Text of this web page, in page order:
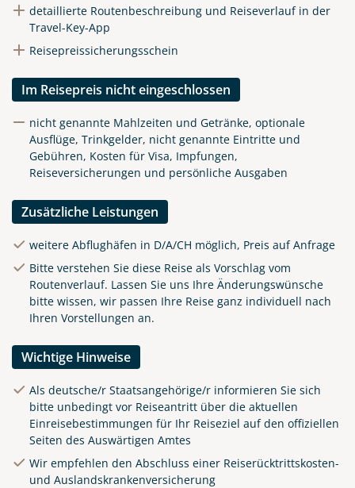
Alfama - ein Stadtteil von
Lissabon
©SeanPavonePhoto -
stock.adobe.com
detaillierte Routenbeschreibung und Reiseverlauf in der
Travel-Key-App
Reisepreissicherungsschein
Im Reisepreis nicht eingeschlossen
nicht genannte Mahlzeiten und Getränke, optionale
Ausflüge, Trinkgelder, nicht genannte Eintritte und
Gebühren, Kosten für Visa, Impfungen,
Reiseversicherungen und persönliche Ausgaben
Zusätzliche Leistungen
weitere Abflughäfen in D/A/CH möglich, Preis auf Anfrage
Bitte verstehen Sie diese Reise als Vorschlag vom
Routenverlauf. Lassen Sie uns Ihre Änderungswünsche
bitte wissen, wir passen Ihre Reise ganz individuell nach
Ihren Vorstellungen an.
Wichtige Hinweise
Als deutsche/r Staatsangehörige/r informieren Sie sich
bitte unbedingt vor Reiseantritt über die aktuellen
Einreisebestimmungen für Ihr Reiseziel auf den offiziellen
Seiten des Auswärtigen Amtes
Wir empfehlen den Abschluss einer Reiserücktrittskosten-
und Auslandskrankenversicherung